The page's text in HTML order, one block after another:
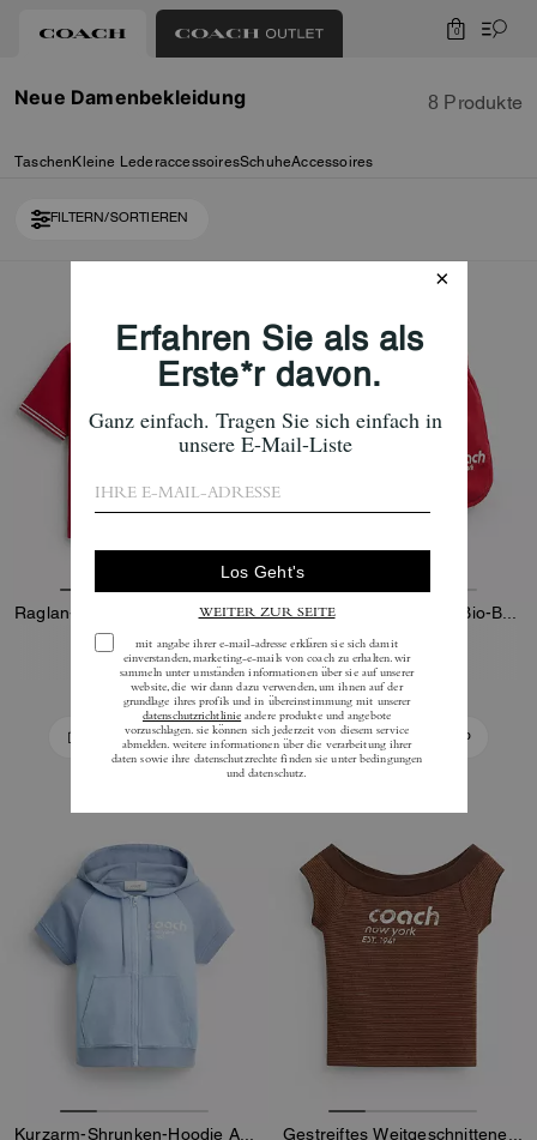
0
Neue Damenbekleidung 8 Produkte
Taschen Kleine LederaccessoiresSchuheAccessoires
FILTERN/SORTIEREN
Raglan-Jersey-T-Shirt Aus Bio-Baumwolle
125 €
In Den Warenkorb
150 €
In Den Warenkorb